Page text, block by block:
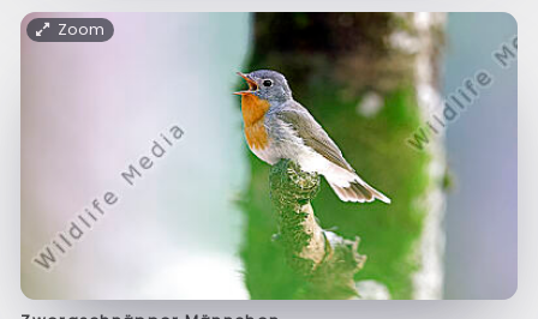
Zoom